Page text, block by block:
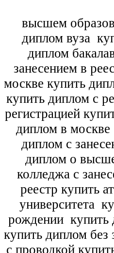
высшем
диплом вуза
диплом
занесением в
москве купить
купить диплом с
регистрацией
диплом в москве
диплом с
диплом о
колледжа с
реестр купить
университета
рождении купить
купить диплом без
с проводкой